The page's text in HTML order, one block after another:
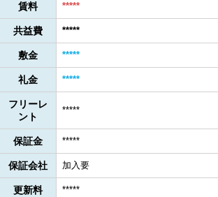
賃料 *****
共益費 *****
敷金 *****
礼金 *****
フリーレ
ント
*****
保証金 *****
保証会社 加入要
更新料 *****